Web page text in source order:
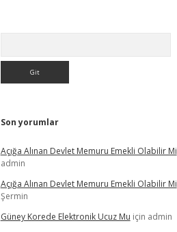
Son yorumlar
Açığa Alınan Devlet Memuru Emekli Olabilir Mi
admin
Açığa Alınan Devlet Memuru Emekli Olabilir Mi
Şermin
Güney Korede Elektronik Ucuz Mu için admin